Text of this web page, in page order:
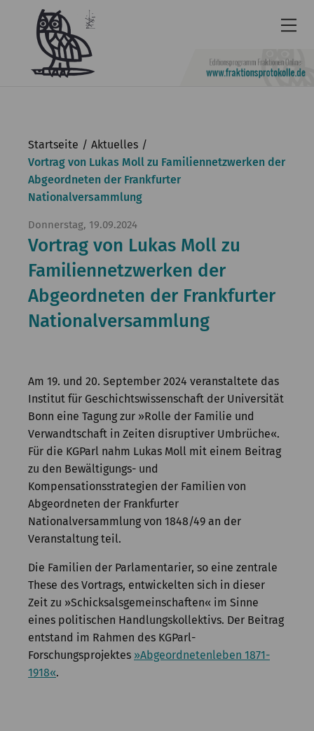
Barrierefrei
Leichte
Sprache
KGParl
Aktuelles
Kommission
Forschung
Publikationen
Startseite
Aktuelles
Vortrag von Lukas Moll zu Familiennetzwerken der
Abgeordneten der Frankfurter
Nationalversammlung
Donnerstag, 19.09.2024
Vortrag von Lukas Moll zu
Familiennetzwerken der
Abgeordneten der Frankfurter
Nationalversammlung
Am 19. und 20. September 2024 veranstaltete das
Institut für Geschichtswissenschaft der Universität
Bonn eine Tagung zur »Rolle der Familie und
Verwandtschaft in Zeiten disruptiver Umbrüche«.
Für die KGParl nahm Lukas Moll mit einem Beitrag
zu den Bewältigungs- und
Kompensationsstrategien der Familien von
Abgeordneten der Frankfurter
Nationalversammlung von 1848/49 an der
Veranstaltung teil.
Die Familien der Parlamentarier, so eine zentrale
These des Vortrags, entwickelten sich in dieser
Zeit zu »Schicksalsgemeinschaften« im Sinne
eines politischen Handlungskollektivs. Der Beitrag
entstand im Rahmen des KGParl-
Forschungsprojektes »Abgeordnetenleben 1871-
1918«.